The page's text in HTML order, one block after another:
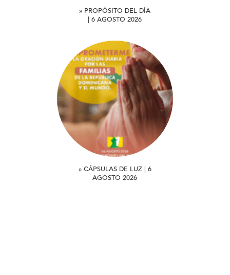
» PROPÓSITO DEL DÍA
| 6 AGOSTO 2026
» CÁPSULAS DE LUZ | 6
AGOSTO 2026